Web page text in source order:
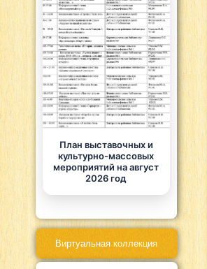
План выставочных и
культурно-массовых
мероприятий на август
2026 год
Виртуальная коллекция